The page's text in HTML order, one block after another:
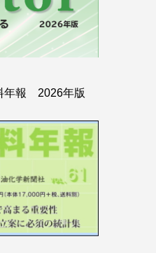
年報 2026年版